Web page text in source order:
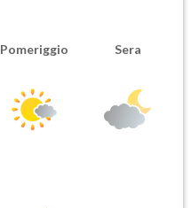
Pomeriggio Sera